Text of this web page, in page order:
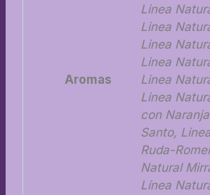
Aromas
Linea
Linea
Linea
Linea
Linea
Linea
con
Santo,
Ruda-
Natural
Línea